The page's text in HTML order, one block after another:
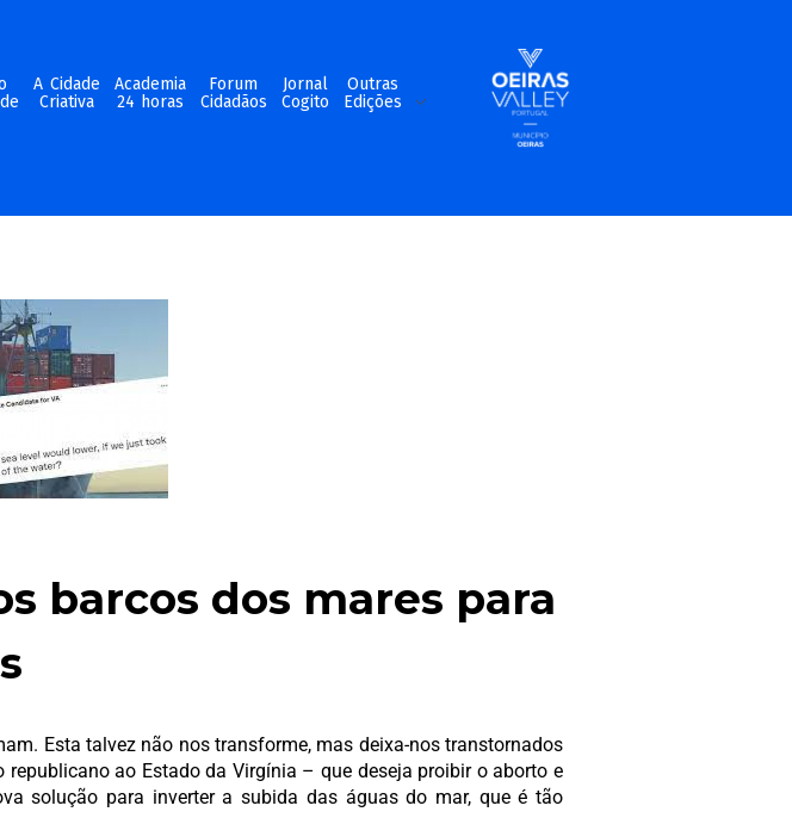
A Cidade
Criativa
Academia
24 horas
Forum
Cidadãos
Jornal
Cogito
Outras
Edições
barcos dos mares para
Esta talvez não nos transforme, mas deixa-nos transtornados
ao Estado da Virgínia – que deseja proibir o aborto e
solução para inverter a subida das águas do mar, que é tão